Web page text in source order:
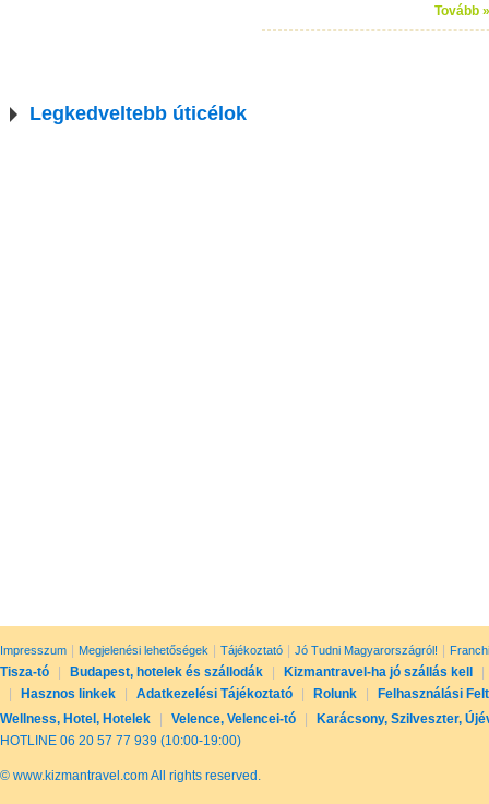
Tovább »
Legkedveltebb úticélok
Impresszum Megjelenési lehetőségek Tájékoztató Jó Tudni Magyarországról!
Tisza-tó Budapest, hotelek és szállodák Kizmantravel-ha jó szállás kell
Hasznos linkek Adatkezelési Tájékoztató Rolunk
Felhasználási
Wellness, Hotel, Hotelek
Velence, Velencei-tó
Karácsony, Szilveszter,
HOTLINE 06 20 57 77 939 (10:00-19:00)
© www.kizmantravel.com All rights reserved.